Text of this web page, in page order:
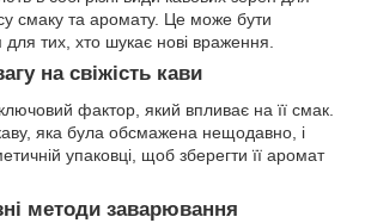
смаку та аромату. Це може бути
тих, хто шукає нові враження.
на свіжість кави
фактор, який впливає на її смак.
яка була обсмажена нещодавно, і
упаковці, щоб зберегти її аромат
методи заварювання